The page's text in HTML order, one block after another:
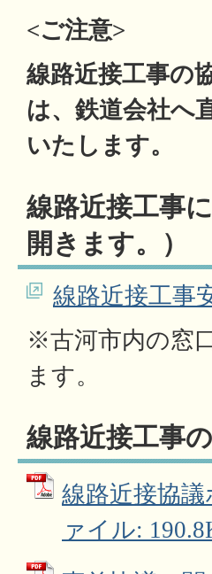
<ご注意>
線路近接工事の
は、鉄道会社へ
いたします。
線路近接工事
開きます。）
線路近接工事
※古河市内の窓
ます。
線路近接工事
線路近接協
ァイル: